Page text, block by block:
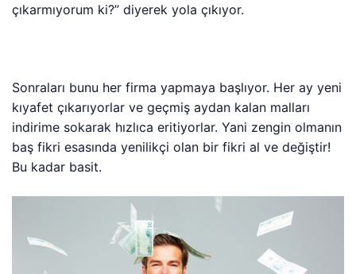
çıkarmıyorum ki?” diyerek yola çıkıyor.
Sonraları bunu her firma yapmaya başlıyor. Her ay yeni
kıyafet çıkarıyorlar ve geçmiş aydan kalan malları
indirime sokarak hızlıca eritiyorlar. Yani zengin olmanın
baş fikri esasında yenilikçi olan bir fikri al ve değiştir!
Bu kadar basit.